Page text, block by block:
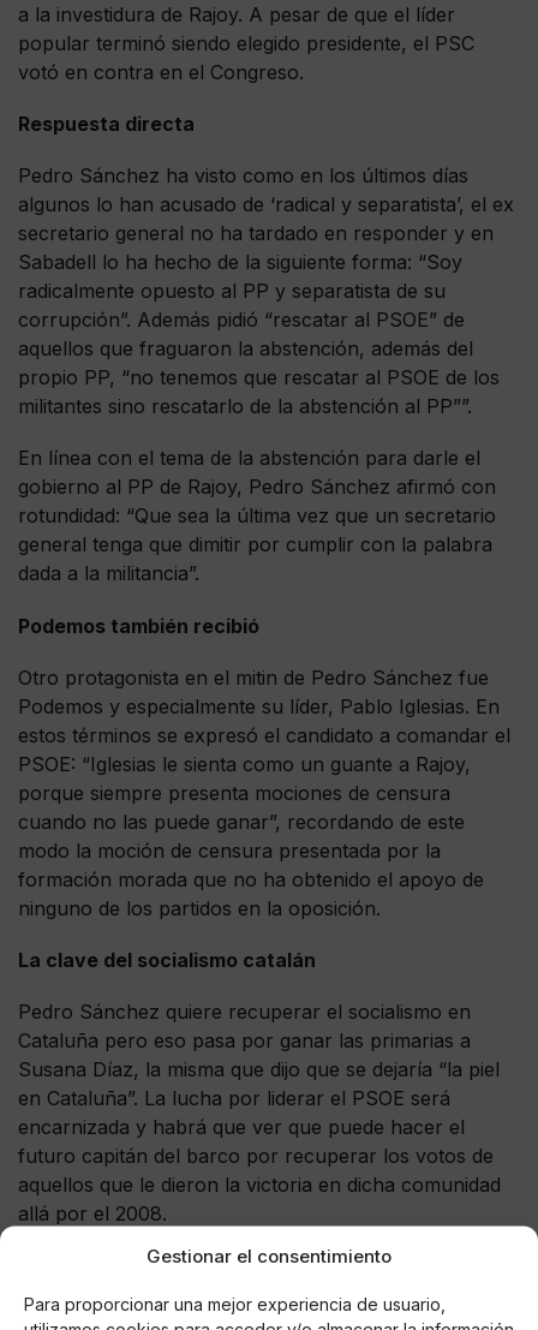
Gestionar el consentimiento
Para proporcionar una mejor experiencia de usuario,
a la investidura de Rajoy. A pesar de que el líder
popular terminó siendo elegido presidente, el PSC
votó en contra en el Congreso.
Respuesta directa
Pedro Sánchez ha visto como en los últimos días
algunos lo han acusado de ‘radical y separatista’, el ex
secretario general no ha tardado en responder y en
Sabadell lo ha hecho de la siguiente forma: “Soy
radicalmente opuesto al PP y separatista de su
corrupción”. Además pidió “rescatar al PSOE” de
aquellos que fraguaron la abstención, además del
propio PP, “no tenemos que rescatar al PSOE de los
militantes sino rescatarlo de la abstención al PP””.
En línea con el tema de la abstención para darle el
gobierno al PP de Rajoy, Pedro Sánchez afirmó con
rotundidad: “Que sea la última vez que un secretario
general tenga que dimitir por cumplir con la palabra
dada a la militancia”.
Podemos también recibió
Otro protagonista en el mitin de Pedro Sánchez fue
Podemos y especialmente su líder, Pablo Iglesias. En
estos términos se expresó el candidato a comandar el
PSOE: “Iglesias le sienta como un guante a Rajoy,
porque siempre presenta mociones de censura
cuando no las puede ganar”, recordando de este
modo la moción de censura presentada por la
formación morada que no ha obtenido el apoyo de
ninguno de los partidos en la oposición.
La clave del socialismo catalán
Pedro Sánchez quiere recuperar el socialismo en
Cataluña pero eso pasa por ganar las primarias a
Susana Díaz, la misma que dijo que se dejaría “la piel
en Cataluña”. La lucha por liderar el PSOE será
encarnizada y habrá que ver que puede hacer el
futuro capitán del barco por recuperar los votos de
aquellos que le dieron la victoria en dicha comunidad
allá por el 2008.